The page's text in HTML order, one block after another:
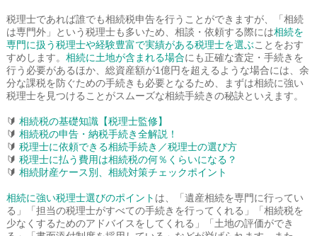
税理士であれば誰でも相続税申告を行うことができますが、「相続
は専門外」という税理士も多いため、相談・依頼する際には相続を
専門に扱う税理士や経験豊富で実績がある税理士を選ぶことをおす
すめします。 相続に土地が含まれる場合にも正確な査定・手続きを
行う必要があるほか、総資産額が1億円を超えるような場合には、余
分な課税を防ぐための手続きも必要となるため、まずは相続に強い
税理士を見つけることがスムーズな相続手続きの秘訣といえます。
🔰 相続税の基礎知識【税理士監修】
🔰 相続税の申告・納税手続き全解説！
🔰 税理士に依頼できる相続手続き／税理士の選び方
🔰 税理士に払う費用は相続税の何％くらいになる？
🔰 相続財産ケース別、相続対策チェックポイント
相続に強い税理士選びのポイント は、「遺産相続を専門に行ってい
る」「担当の税理士がすべての手続きを行ってくれる」「相続税を
少なくするためのアドバイスをしてくれる」「土地の評価ができ